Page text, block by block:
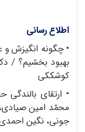
اطلاع رسانی
• چگونه انگیزش و
بهبود بخشیم؟ /
کوشککی
• ارتقای
محمّد امین
جونی، نگین